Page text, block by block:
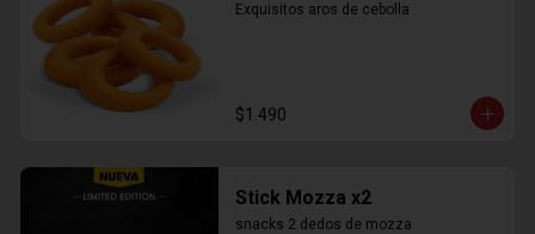
Exquisitos aros de cebolla
$1.490
Stick Mozza x2
snacks 2 dedos de mozza